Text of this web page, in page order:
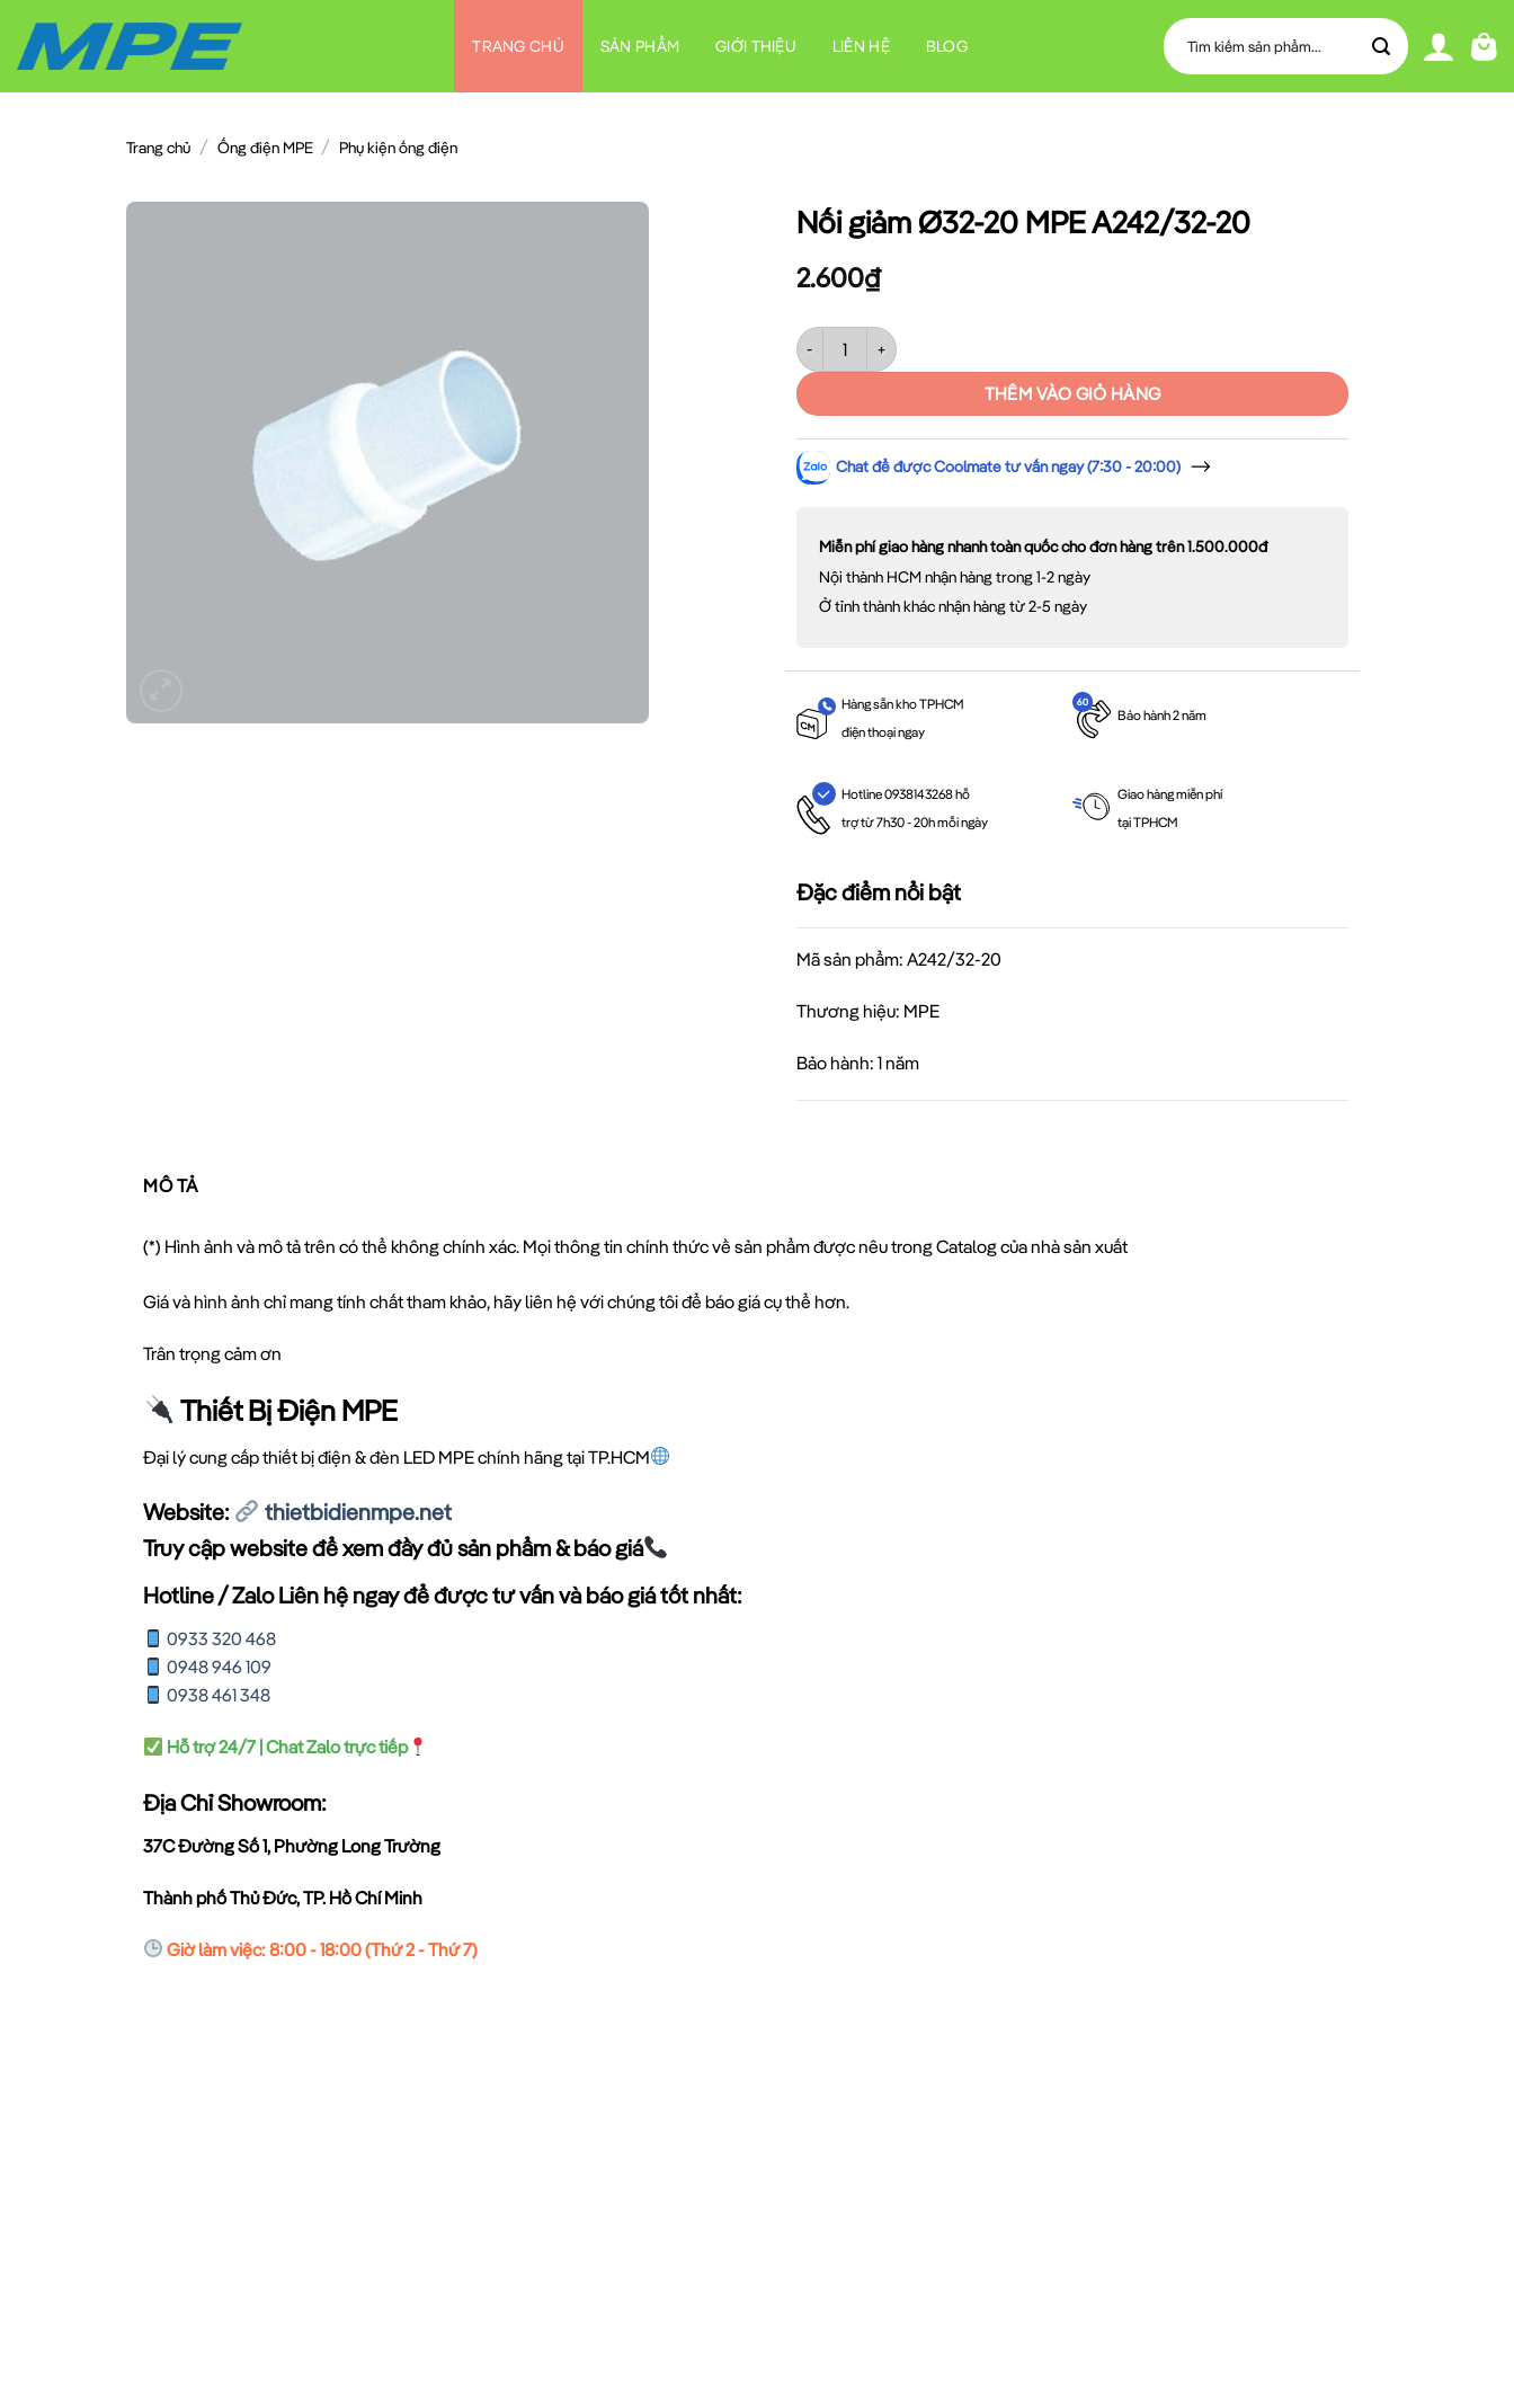
đến
nội
dung
TRANG CHỦ SẢN PHẨM GIỚI THIỆU LIÊN HỆ BLOG
Tìm
kiếm:
Trang chủ / Ống điện MPE / Phụ kiện ống điện
Nối giảm Ø32-20 MPE A242/32-20
2.600₫
Nối giảm Ø32-20 MPE A242/32-20 số lượng
THÊM VÀO GIỎ HÀNG
Chat để được Coolmate tư vấn ngay (7:30 - 20:00)
Miễn phí giao hàng nhanh toàn quốc cho đơn hàng trên 1.500.000đ
Nội thành HCM nhận hàng trong 1-2 ngày
Ở tỉnh thành khác nhận hàng từ 2-5 ngày
Hàng sẵn kho TPHCM
điện thoại ngay
Bảo hành 2 năm
Hotline 0938143268 hỗ
trợ từ 7h30 - 20h mỗi ngày
Giao hàng miễn phí
tại TPHCM
Đặc điểm nổi bật
Mã sản phẩm: A242/32-20
Thương hiệu: MPE
Bảo hành: 1 năm
MÔ TẢ
(*) Hình ảnh và mô tả trên có thể không chính xác. Mọi thông tin chính thức về sản phẩm được nêu trong Catalog của nhà sản xuất
Giá và hình ảnh chỉ mang tính chất tham khảo, hãy liên hệ với chúng tôi để báo giá cụ thể hơn.
Trân trọng cảm ơn
Thiết Bị Điện MPE
Đại lý cung cấp thiết bị điện & đèn LED MPE chính hãng tại TP.HCM
Website:
thietbidienmpe.net
Truy cập website để xem đầy đủ sản phẩm & báo giá
Hotline / Zalo Liên hệ ngay để được tư vấn và báo giá tốt nhất:
0933 320 468
0948 946 109
0938 461 348
Hỗ trợ 24/7 | Chat Zalo trực tiếp
Địa Chỉ Showroom:
37C Đường Số 1, Phường Long Trường
Thành phố Thủ Đức, TP. Hồ Chí Minh
Giờ làm việc: 8:00 - 18:00 (Thứ 2 - Thứ 7)